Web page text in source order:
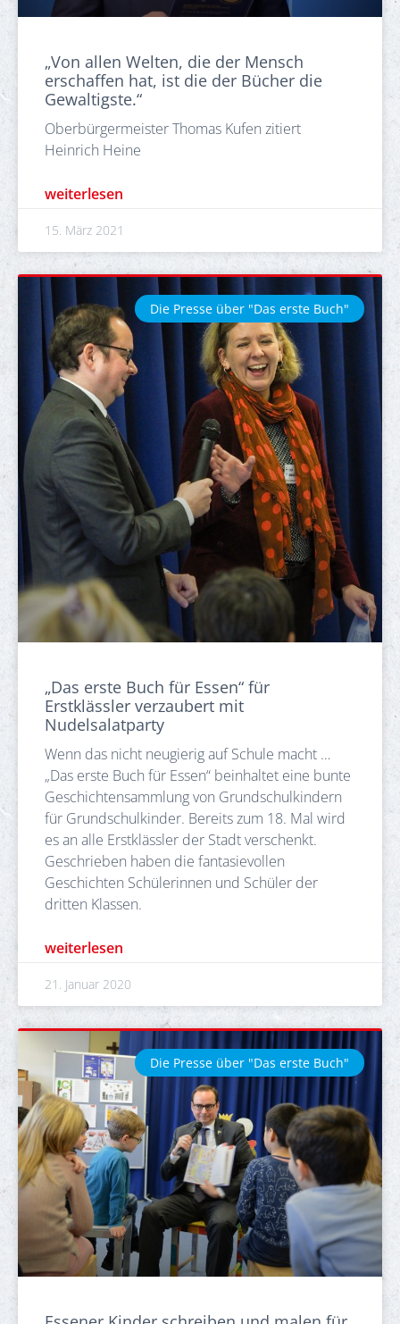
„Von allen Welten, die der Mensch
erschaffen hat, ist die der Bücher die
Gewaltigste.“
Oberbürgermeister Thomas Kufen zitiert
Heinrich Heine
weiterlesen
15. März 2021
Die Presse über "Das erste Buch"
„Das erste Buch für Essen“ für
Erstklässler verzaubert mit
Nudelsalatparty
Wenn das nicht neugierig auf Schule macht …
„Das erste Buch für Essen“ beinhaltet eine bunte
Geschichtensammlung von Grundschulkindern
für Grundschulkinder. Bereits zum 18. Mal wird
es an alle Erstklässler der Stadt verschenkt.
Geschrieben haben die fantasievollen
Geschichten Schülerinnen und Schüler der
dritten Klassen.
weiterlesen
21. Januar 2020
Die Presse über "Das erste Buch"